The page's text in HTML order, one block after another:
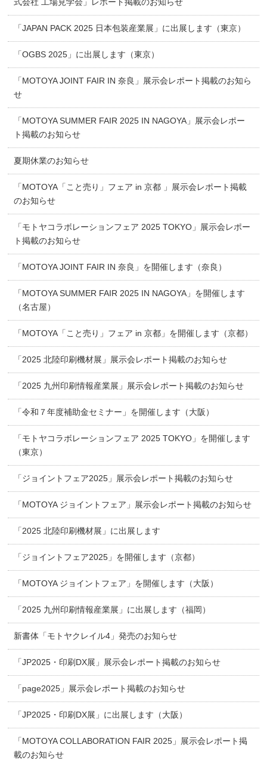
「JAPAN PACK 2025 日本包装産業展」に出展します（東京）
「OGBS 2025」に出展します（東京）
「MOTOYA JOINT FAIR IN 奈良」展示会レポート掲載のお知ら
せ
「MOTOYA SUMMER FAIR 2025 IN NAGOYA」展示会レポー
ト掲載のお知らせ
夏期休業のお知らせ
「MOTOYA「こと売り」フェア in 京都 」展示会レポート掲載
のお知らせ
「モトヤコラボレーションフェア 2025 TOKYO」展示会レポー
ト掲載のお知らせ
「MOTOYA JOINT FAIR IN 奈良」を開催します（奈良）
「MOTOYA SUMMER FAIR 2025 IN NAGOYA」を開催します
（名古屋）
「MOTOYA「こと売り」フェア in 京都」を開催します（京都）
「2025 北陸印刷機材展」展示会レポート掲載のお知らせ
「2025 九州印刷情報産業展」展示会レポート掲載のお知らせ
「令和７年度補助金セミナー」を開催します（大阪）
「モトヤコラボレーションフェア 2025 TOKYO」を開催します
（東京）
「ジョイントフェア2025」展示会レポート掲載のお知らせ
「MOTOYA ジョイントフェア」展示会レポート掲載のお知らせ
「2025 北陸印刷機材展」に出展します
「ジョイントフェア2025」を開催します（京都）
「MOTOYA ジョイントフェア」を開催します（大阪）
「2025 九州印刷情報産業展」に出展します（福岡）
新書体「モトヤクレイル4」発売のお知らせ
「JP2025・印刷DX展」展示会レポート掲載のお知らせ
「page2025」展示会レポート掲載のお知らせ
「JP2025・印刷DX展」に出展します（大阪）
「MOTOYA COLLABORATION FAIR 2025」展示会レポート掲
載のお知らせ